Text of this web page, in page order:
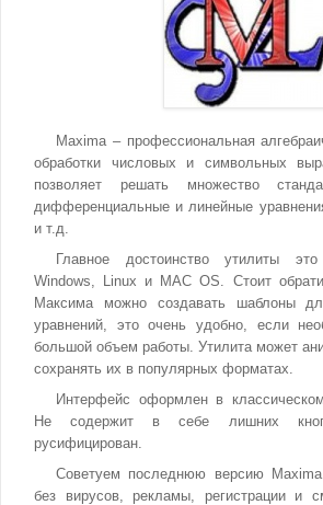
Maxima – профессиональная
обработки числовых и символьных
позволяет решать множество
дифференциальные и линейные
и т.д.
Главное достоинство утилиты
Windows, Linux и MAC OS. Стоит
Максима можно создавать шаблоны
уравнений, это очень удобно, если
большой объем работы. Утилита может
сохранять их в популярных форматах.
Интерфейс оформлен в
Не содержит в себе лишних
русифицирован.
Советуем последнюю версию Maxima
без вирусов, рекламы, регистрации и